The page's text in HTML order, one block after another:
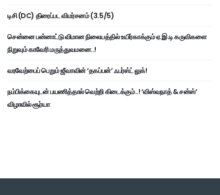
டிசி (DC) திரைப்பட விமர்சனம் (3.5/5)
சென்னை பன்னாட்டு விமான நிலையத்தில் உயிர்காக்கும் ஏ.இ.டி கருவிகளை
நிறுவும் காவேரி மருத்துவமனை..!
வரவேற்பைப் பெறும் ஜீவாவின் ‘தகப்பன்’ ஃபர்ஸ்ட் லுக்!
நம்பிக்கையுடன் பயணித்தால் வெற்றி கிடைக்கும்..! ‘விஸ்வநாத் & சன்ஸ்’
விழாவில் சூர்யா